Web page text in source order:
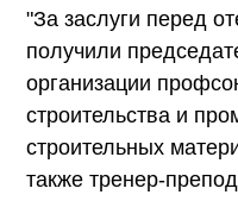
"За заслуги перед
получили
организации
строительства и
строительных
также тренер-